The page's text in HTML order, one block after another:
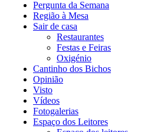
Pergunta da Semana
Região à Mesa
Sair de casa
Restaurantes
Festas e Feiras
Oxigénio
Cantinho dos Bichos
Opinião
Visto
Vídeos
Fotogalerias
Espaço dos Leitores